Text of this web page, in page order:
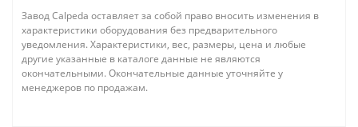
Завод Calpeda оставляет за собой право вносить изменения в
характеристики оборудования без предварительного
уведомления. Характеристики, вес, размеры, цена и любые
другие указанные в каталоге данные не являются
окончательными. Окончательные данные уточняйте у
менеджеров по продажам.